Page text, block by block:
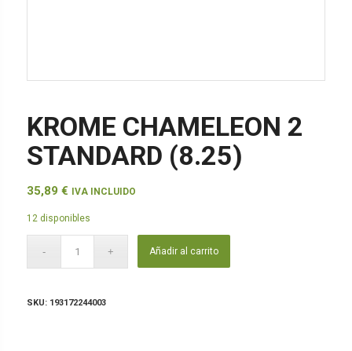
KROME CHAMELEON 2
STANDARD (8.25)
35,89 € IVA INCLUIDO
12 disponibles
Añadir al carrito
SKU: 193172244003